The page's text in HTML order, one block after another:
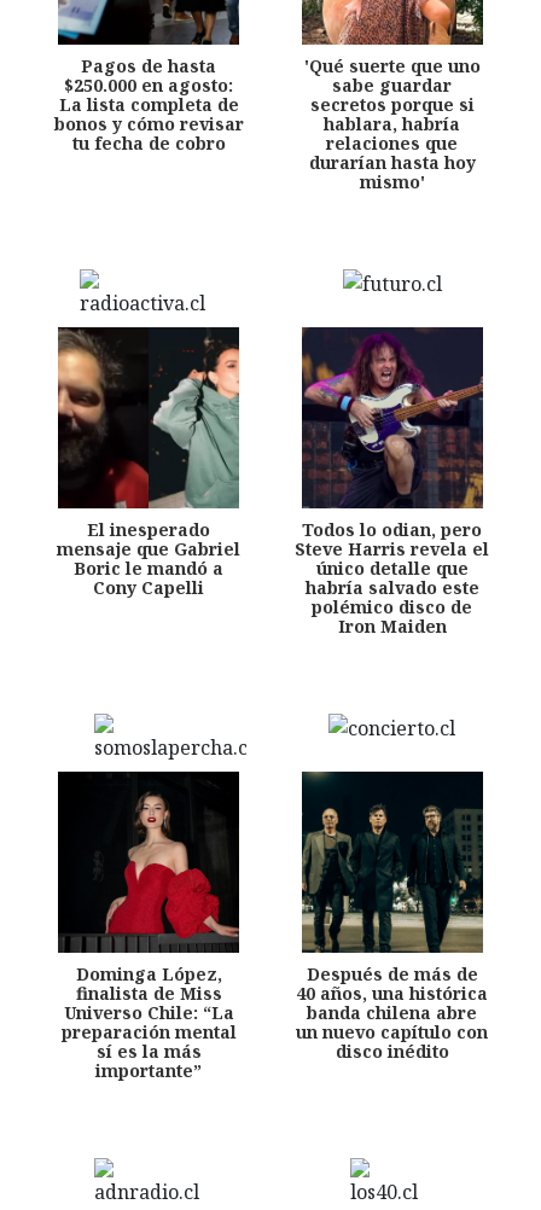
Pagos de hasta
$250.000 en agosto:
La lista completa de
bonos y cómo revisar
tu fecha de cobro
'Qué suerte que uno
sabe guardar
secretos porque si
hablara, habría
relaciones que
durarían hasta hoy
mismo'
El inesperado
mensaje que Gabriel
Boric le mandó a
Cony Capelli
Todos lo odian, pero
Steve Harris revela el
único detalle que
habría salvado este
polémico disco de
Iron Maiden
Dominga López,
finalista de Miss
Universo Chile: “La
preparación mental
sí es la más
importante”
Después de más de
40 años, una histórica
banda chilena abre
un nuevo capítulo con
disco inédito